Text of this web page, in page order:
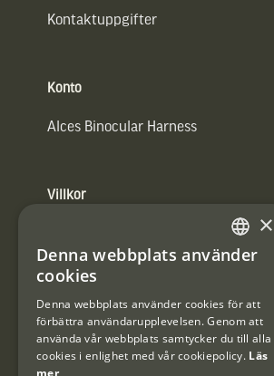
Kontaktuppgifter
Konto
Alces Binocular Harness
Villkor
Användarvillkor
#Interjaktfamily
SWEDISH
×
Denna webbplats använder
cookies
Denna webbplats använder cookies för att
förbättra användarupplevelsen. Genom att
använda vår webbplats samtycker du till alla
cookies i enlighet med vår cookiepolicy. Läs
mer